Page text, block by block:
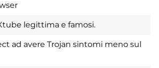
legittima e famosi.
ad avere Trojan sintomi meno sul